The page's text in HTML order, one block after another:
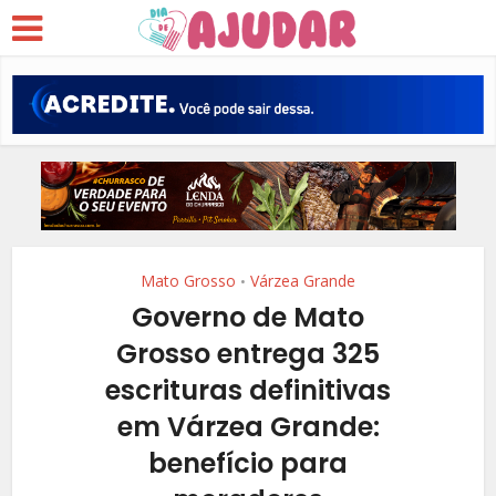
Mato Grosso • Várzea Grande
Governo de Mato
Grosso entrega 325
escrituras definitivas
em Várzea Grande:
benefício para